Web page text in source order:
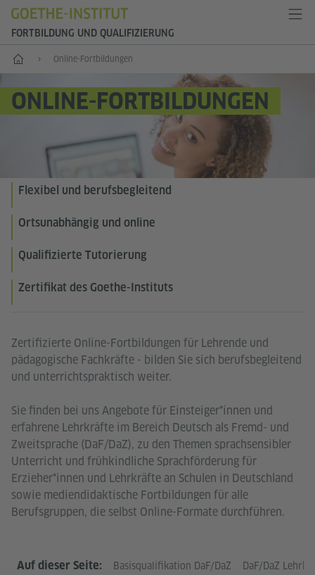
FORTBILDUNG UND QUALIFIZIERUNG
Fortbildungen und Qualifizierung
Online-Fortbildungen
ONLINE-FORTBILDUNGEN
Zertifizierte Online-Fortbildungen für Lehrende und
pädagogische Fachkräfte - bilden Sie sich berufsbegleitend
und unterrichtspraktisch weiter.
Sie finden bei uns Angebote für Einsteiger*innen und
erfahrene Lehrkräfte im Bereich Deutsch als Fremd- und
Zweitsprache (DaF/DaZ), zu den Themen sprachsensibler
Unterricht und frühkindliche Sprachförderung für
Erzieher*innen und Lehrkräfte an Schulen in Deutschland
sowie mediendidaktische Fortbildungen für alle
Berufsgruppen, die selbst Online-Formate durchführen.
Flexibel und berufsbegleitend
Ortsunabhängig und online
Qualifizierte Tutorierung
Zertifikat des Goethe-Instituts
Auf dieser Seite: Basisqualifikation DaF/DaZ DaF/DaZ